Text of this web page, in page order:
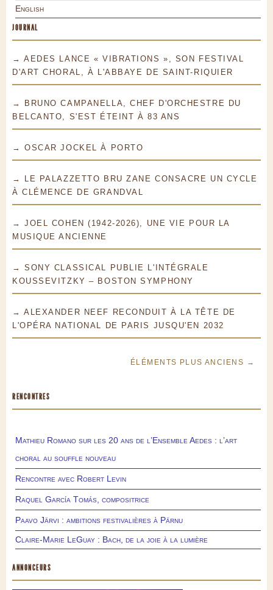
English
JOURNAL
→ AEDES LANCE « VIBRATIONS », SON FESTIVAL
D'ART CHORAL, À L'ABBAYE DE SAINT-RIQUIER
→ BRUNO CAMPANELLA, CHEF D'ORCHESTRE DU
BELCANTO, S'EST ÉTEINT À 83 ANS
→ OSCAR JOCKEL À PORTO
→ LE PALAZZETTO BRU ZANE CONSACRE UN CYCLE
À CLÉMENCE DE GRANDVAL
→ JOEL COHEN (1942-2026), UNE VIE POUR LA
MUSIQUE ANCIENNE
→ SONY CLASSICAL PUBLIE L'INTÉGRALE
KOUSSEVITZKY – BOSTON SYMPHONY
→ ALEXANDER NEEF RECONDUIT À LA TÊTE DE
L'OPÉRA NATIONAL DE PARIS JUSQU'EN 2032
ÉLÉMENTS PLUS ANCIENS →
RENCONTRES
Mathieu Romano sur les 20 ans de l’Ensemble Aedes : l’art
choral au souffle nouveau
Rencontre avec Robert Levin
Raquel García Tomás, compositrice
Paavo Järvi : ambitions festivalières à Pärnu
Claire-Marie LeGuay : Bach, de la joie à la lumière
ANNONCEURS